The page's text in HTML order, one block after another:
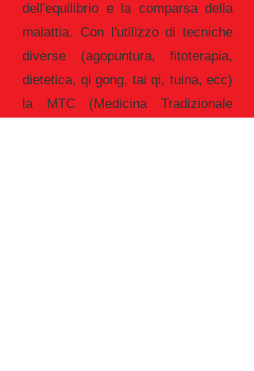
dell'equilibrio e la comparsa della
malattia. Con l'utilizzo di tecniche
diverse (agopuntura, fitoterapia,
dietetica, qi gong, tai qi, tuina, ecc)
la MTC (Medicina Tradizionale